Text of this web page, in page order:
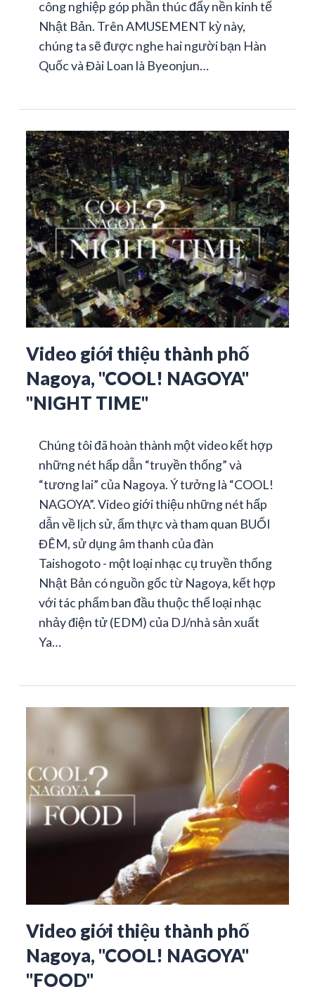
công nghiệp góp phần thúc đẩy nền kinh tế
Nhật Bản. Trên AMUSEMENT kỳ này,
chúng ta sẽ được nghe hai người bạn Hàn
Quốc và Đài Loan là Byeonjun…
Video giới thiệu thành phố
Nagoya, "COOL! NAGOYA"
"NIGHT TIME"
Chúng tôi đã hoàn thành một video kết hợp
những nét hấp dẫn “truyền thống” và
“tương lai” của Nagoya. Ý tưởng là “COOL!
NAGOYA”. Video giới thiệu những nét hấp
dẫn về lịch sử, ẩm thực và tham quan BUỔI
ĐÊM, sử dụng âm thanh của đàn
Taishogoto - một loại nhạc cụ truyền thống
Nhật Bản có nguồn gốc từ Nagoya, kết hợp
với tác phẩm ban đầu thuộc thể loại nhạc
nhảy điện tử (EDM) của DJ/nhà sản xuất
Ya…
Video giới thiệu thành phố
Nagoya, "COOL! NAGOYA"
"FOOD"